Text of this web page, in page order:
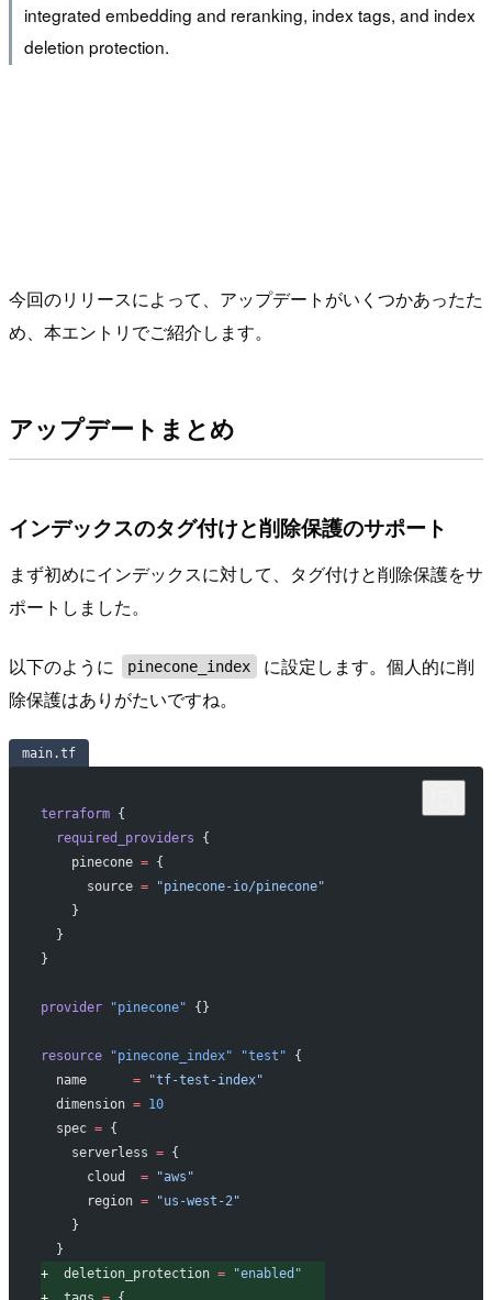
integrated embedding and reranking, index tags, and index
deletion protection.
今回のリリースによって、アップデートがいくつかあったた
め、本エントリでご紹介します。
アップデートまとめ
インデックスのタグ付けと削除保護のサポート
まず初めにインデックスに対して、タグ付けと削除保護をサ
ポートしました。
以下のように pinecone_index
に設定します。個人的に削
除保護はありがたいですね。
main.tf
terraform {
required_providers {
   pinecone
= {
     source
= "pinecone-io/pinecone"
   }
}
}
provider "pinecone" {}
resource "pinecone_index" "test" {
name
      =
"tf-test-index"
dimension = 10
spec = {
   serverless
= {
     cloud
= "aws"
     region
= "us-west-2"
   }
}
+
  deletion_protection
= "enabled"